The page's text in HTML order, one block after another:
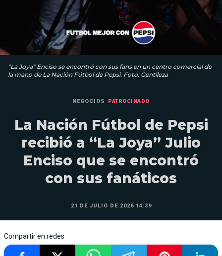
"La Joya" Enciso se encontró con sus fans en un centro comercial de
la mano de La Nación Fútbol de Pepsi. Foto: Gentileza
NEGOCIOS PATROCINADO
La Nación Fútbol de Pepsi
recibió a “La Joya” Julio
Enciso que se encontró
con sus fanáticos
21 DE JULIO DE 2026 14:39
Compartir en redes